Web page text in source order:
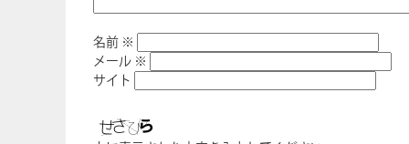
名前 ※
メール ※
サイト